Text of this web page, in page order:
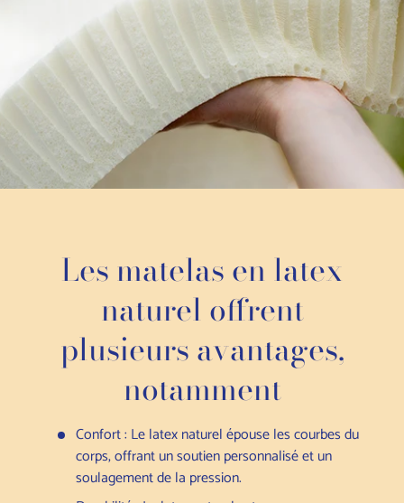
Les matelas en latex
naturel offrent
plusieurs avantages,
notamment
Confort : Le latex naturel épouse les courbes du
corps, offrant un soutien personnalisé et un
soulagement de la pression.